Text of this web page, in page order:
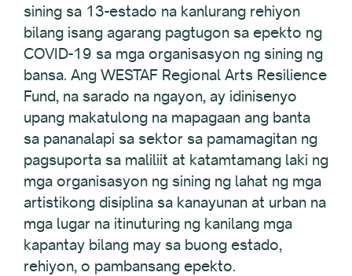
sining sa 13-estado na kanlurang rehiyon
bilang isang agarang pagtugon sa epekto ng
COVID-19 sa mga organisasyon ng sining ng
bansa. Ang WESTAF Regional Arts Resilience
Fund, na sarado na ngayon, ay idinisenyo
upang makatulong na mapagaan ang banta
sa pananalapi sa sektor sa pamamagitan ng
pagsuporta sa maliliit at katamtamang laki ng
mga organisasyon ng sining ng lahat ng mga
artistikong disiplina sa kanayunan at urban na
mga lugar na itinuturing ng kanilang mga
kapantay bilang may sa buong estado,
rehiyon, o pambansang epekto.